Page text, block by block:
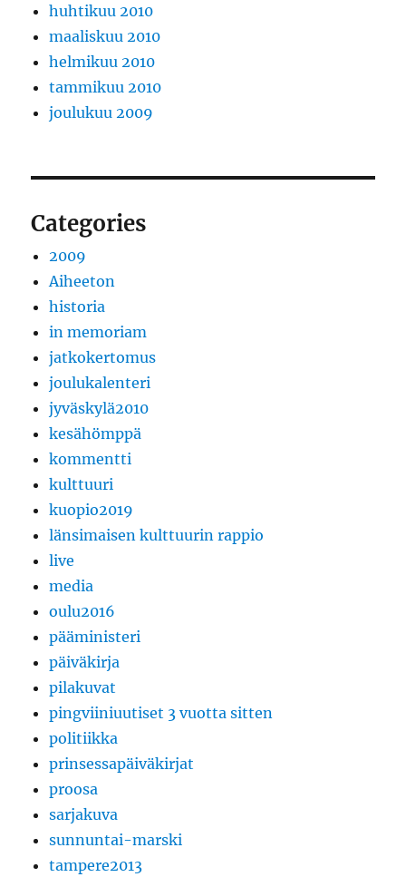
huhtikuu 2010
maaliskuu 2010
helmikuu 2010
tammikuu 2010
joulukuu 2009
Categories
2009
Aiheeton
historia
in memoriam
jatkokertomus
joulukalenteri
jyväskylä2010
kesähömppä
kommentti
kulttuuri
kuopio2019
länsimaisen kulttuurin rappio
live
media
oulu2016
pääministeri
päiväkirja
pilakuvat
pingviiniuutiset 3 vuotta sitten
politiikka
prinsessapäiväkirjat
proosa
sarjakuva
sunnuntai-marski
tampere2013